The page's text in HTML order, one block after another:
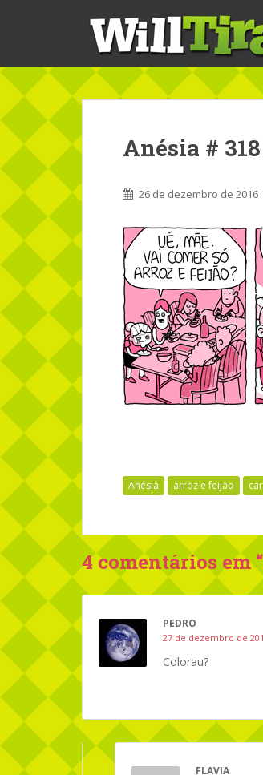
p
m
n
o
e
Anésia # 318
26 de dezembro de 2016
Anésia arroz e feijão
4 comentários em “
PEDRO
27 de dezembro de
Colorau?
FLAVIA